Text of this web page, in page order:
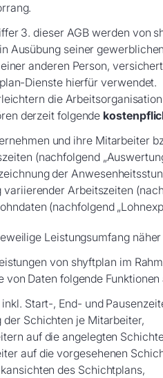
3. dieser AGB werden von
Ausübung seiner
anderen Person,
Dienste hierfür verwendet.
die
derzeit folgende
und ihre Mitarbeiter
(nachfolgend
der
variierender Arbeitszeiten
(nachfolgend
Leistungsumfang
von shyftplan im
von Daten folgende Funktionen
Start-, End- und
Schichten je Mitarbeiter,
auf die angelegten
auf die vorgesehenen
des Schichtplans,